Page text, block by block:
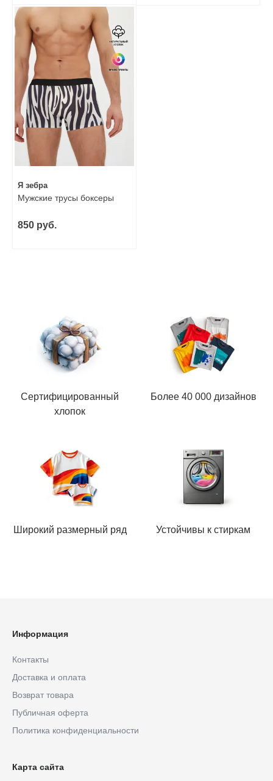
Я зебра
Мужские трусы боксеры
850 руб.
Сертифицированный
хлопок
Более 40 000 дизайнов
Широкий размерный ряд Устойчивы к стиркам
Информация
Контакты
Доставка и оплата
Возврат товара
Публичная оферта
Политика конфиденциальности
Карта сайта